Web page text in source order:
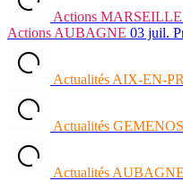
Actions
Actions AUBAGNE 03 juil.
Actualités AIX-EN-
Actualités
Actualités AUBAGNE